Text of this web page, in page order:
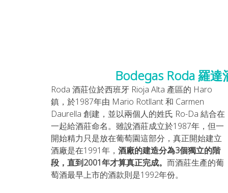
Bodegas Roda 羅
Roda 酒莊位於西班牙 Rioja Alta 產區的 Haro
鎮，於1987年由 Mario Rotllant 和 Carmen
Daurella 創建，並以兩個人的姓氏 Ro-Da 結合在
一起給酒莊命名。雖說酒莊成立於1987年，但一
開始精力只是放在葡萄園這部分，真正開始建立
酒廠是在1991年， 酒廠的建造分為3個獨立的階
段，直到2001年才算真正完成。 而酒莊生產的葡
萄酒最早上市的酒款則是1992年份。